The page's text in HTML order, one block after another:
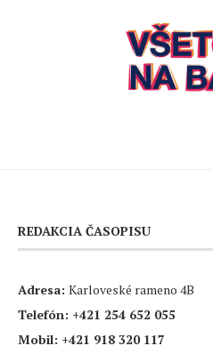
REDAKCIA ČASOPISU
Adresa: Karloveské rameno 4B
Telefón: +421 254 652 055
Mobil: +421 918 320 117